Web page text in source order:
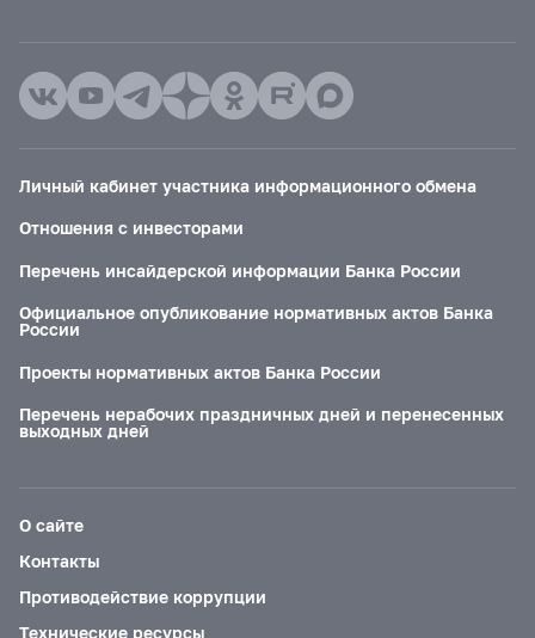
Личный кабинет участника информационного обмена
Отношения с инвесторами
Перечень инсайдерской информации Банка России
Официальное опубликование нормативных актов Банка
России
Проекты нормативных актов Банка России
Перечень нерабочих праздничных дней и перенесенных
выходных дней
О сайте
Контакты
Противодействие коррупции
Технические ресурсы